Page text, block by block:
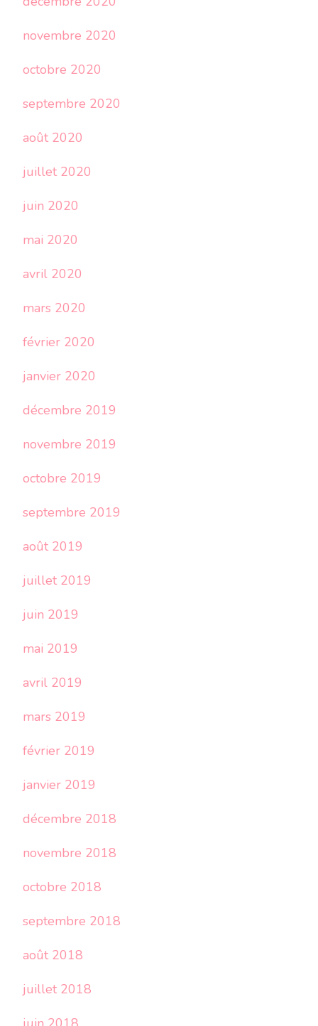
novembre 2020
octobre 2020
septembre 2020
août 2020
juillet 2020
juin 2020
mai 2020
avril 2020
mars 2020
février 2020
janvier 2020
décembre 2019
novembre 2019
octobre 2019
septembre 2019
août 2019
juillet 2019
juin 2019
mai 2019
avril 2019
mars 2019
février 2019
janvier 2019
décembre 2018
novembre 2018
octobre 2018
septembre 2018
août 2018
juillet 2018